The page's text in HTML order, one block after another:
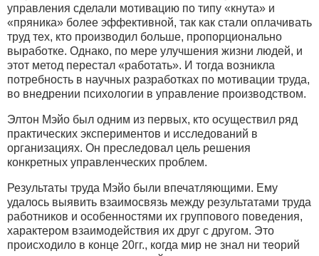
управления сделали мотивацию по типу «кнута» и
«пряника» более эффективной, так как стали оплачивать
труд тех, кто производил больше, пропорционально
выработке. Однако, по мере улучшения жизни людей, и
этот метод перестал «работать». И тогда возникла
потребность в научных разработках по мотивации труда,
во внедрении психологии в управление производством.
Элтон Мэйо был одним из первых, кто осуществил ряд
практических экспериментов и исследований в
организациях. Он преследовал цель решения
конкретных управленческих проблем.
Результаты труда Мэйо были впечатляющими. Ему
удалось выявить взаимосвязь между результатами труда
работников и особенностями их группового поведения,
характером взаимодействия их друг с другом. Это
происходило в конце 20гг., когда мир не знал ни теорий